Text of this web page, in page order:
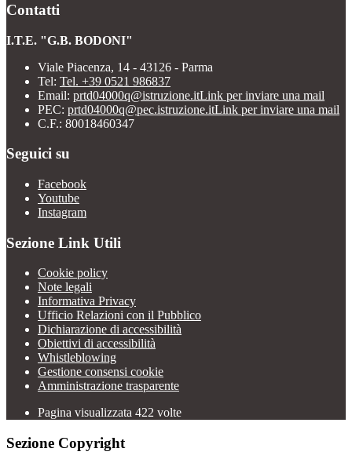
Contatti
I.T.E. "G.B. BODONI"
Viale Piacenza, 14 - 43126 - Parma
Tel: Tel. +39 0521 986837
Email: prtd04000q@istruzione.itLink per inviare una mail
PEC: prtd04000q@pec.istruzione.itLink per inviare una mail
C.F.: 80018460347
Seguici su
Facebook
Youtube
Instagram
Sezione Link Utili
Cookie policy
Note legali
Informativa Privacy
Ufficio Relazioni con il Pubblico
Dichiarazione di accessibilità
Obiettivi di accessibilità
Whistleblowing
Gestione consensi cookie
Amministrazione trasparente
Pagina visualizzata 422 volte
Sezione Copyright